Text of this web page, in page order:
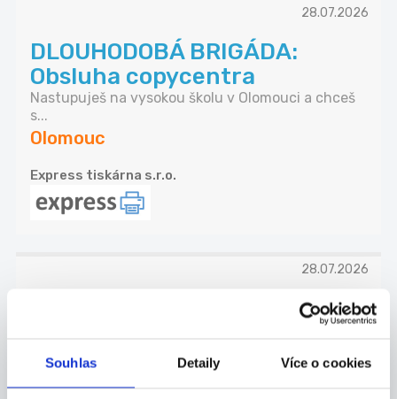
Souhlas Detaily Více o cookies
28.07.2026
DLOUHODOBÁ BRIGÁDA:
Obsluha copycentra
Nastupuješ na vysokou školu v Olomouci a chceš
s...
Olomouc
Express tiskárna s.r.o.
28.07.2026
Řidič rozvozu – dlouhodobá
brigáda, směny dle domluvy...
Baví tě řízení, znáš dobře město a chceš práci, ...